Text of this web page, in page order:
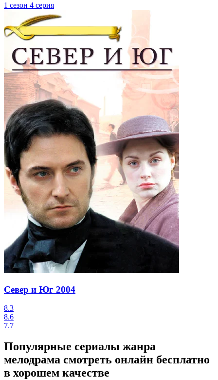
1 сезон 4 серия
Север и Юг 2004
8.3
8.6
7.7
Популярные сериалы жанра
мелодрама смотреть онлайн бесплатно
в хорошем качестве